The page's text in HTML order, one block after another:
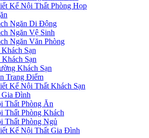
Kế Nội Thất Phòng Họp
Ngăn Di Động
Ngăn Vệ Sinh
Ngăn Văn Phòng
Sạn
Sạn
Khách Sạn
Trang Điểm
Kế Nội Thất Khách Sạn
Gia Đình
Thất Phòng Ăn
Thất Phòng Khách
Thất Phòng Ngủ
Kế Nội Thất Gia Đình